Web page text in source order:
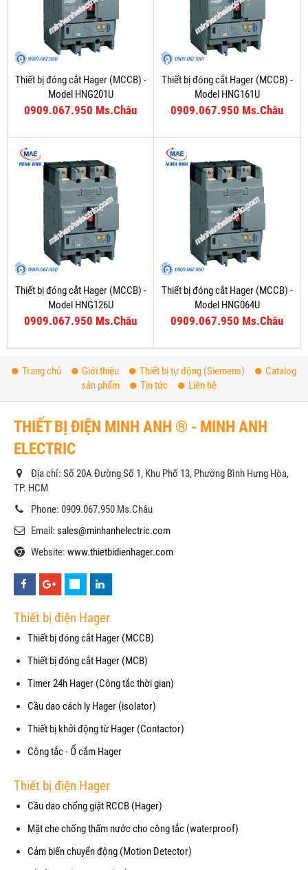
Thiết bị đóng cắt Hager (MCCB) -
Model HNG201U
0909.067.950 Ms.Châu
Thiết bị đóng cắt Hager (MCCB) -
Model HNG161U
0909.067.950 Ms.Châu
Thiết bị đóng cắt Hager (MCCB) -
Model HNG126U
0909.067.950 Ms.Châu
Thiết bị đóng cắt Hager (MCCB) -
Model HNG064U
0909.067.950 Ms.Châu
Trang chủ Giới thiệu Thiết bị tự động (Siemens)
Catalog
sản phẩm
Tin tức Liên hệ
THIẾT BỊ ĐIỆN MINH ANH ® - MINH ANH
ELECTRIC
Địa chỉ: Số 20A Đường Số 1, Khu Phố 13, Phường Bình Hưng Hòa,
TP. HCM
Phone: 0909.067.950 Ms.Châu
Email: sales@minhanhelectric.com
Website: www.thietbidienhager.com
Thiết bị điện Hager
Thiết bị đóng cắt Hager (MCCB)
Thiết bị đóng cắt Hager (MCB)
Timer 24h Hager (Công tắc thời gian)
Cầu dao cách ly Hager (isolator)
Thiết bị khởi động từ Hager (Contactor)
Công tắc - Ổ cắm Hager
Thiết bị điện Hager
Cầu dao chống giật RCCB (Hager)
Mặt che chống thấm nước cho công tắc (waterproof)
Cảm biến chuyển động (Motion Detector)